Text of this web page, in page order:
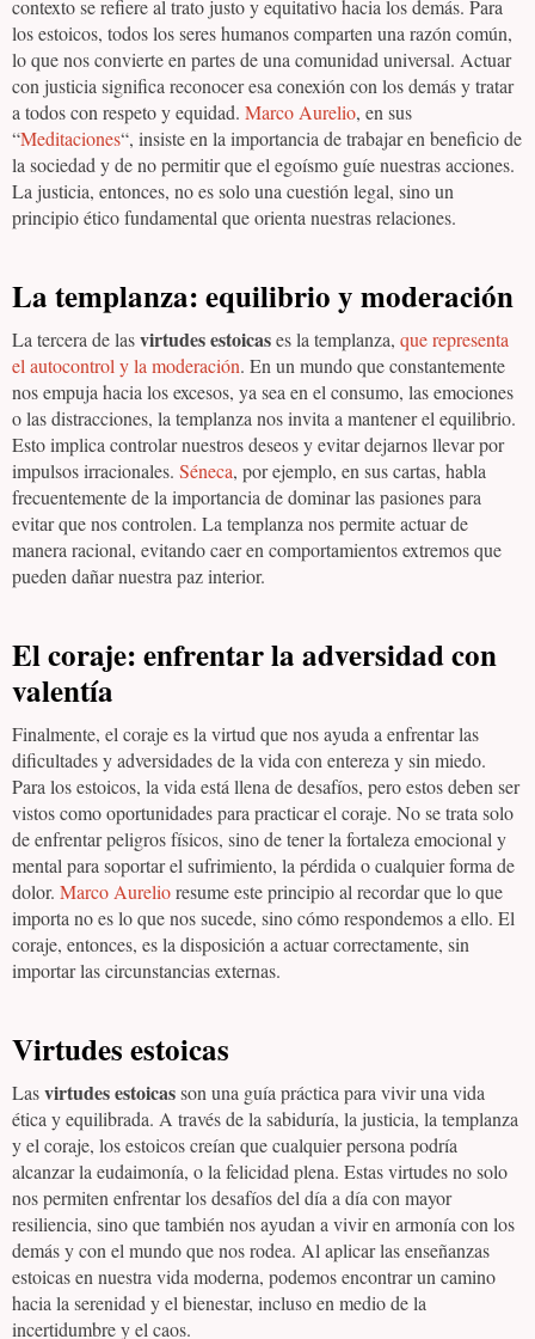
contexto se refiere al trato justo y equitativo hacia los demás. Para
los estoicos, todos los seres humanos comparten una razón común,
lo que nos convierte en partes de una comunidad universal. Actuar
con justicia significa reconocer esa conexión con los demás y tratar
a todos con respeto y equidad. Marco Aurelio, en sus
“Meditaciones“, insiste en la importancia de trabajar en beneficio de
la sociedad y de no permitir que el egoísmo guíe nuestras acciones.
La justicia, entonces, no es solo una cuestión legal, sino un
principio ético fundamental que orienta nuestras relaciones.
La templanza: equilibrio y moderación
La tercera de lasvirtudes estoicases la templanza, que representa
el autocontrol y la moderación. En un mundo que constantemente
nos empuja hacia los excesos, ya sea en el consumo, las emociones
o las distracciones, la templanza nos invita a mantener el equilibrio.
Esto implica controlar nuestros deseos y evitar dejarnos llevar por
impulsos irracionales. Séneca, por ejemplo, en sus cartas, habla
frecuentemente de la importancia de dominar las pasiones para
evitar que nos controlen. La templanza nos permite actuar de
manera racional, evitando caer en comportamientos extremos que
pueden dañar nuestra paz interior.
El coraje: enfrentar la adversidad con
valentía
Finalmente, el coraje es la virtud que nos ayuda a enfrentar las
dificultades y adversidades de la vida con entereza y sin miedo.
Para los estoicos, la vida está llena de desafíos, pero estos deben ser
vistos como oportunidades para practicar el coraje. No se trata solo
de enfrentar peligros físicos, sino de tener la fortaleza emocional y
mental para soportar el sufrimiento, la pérdida o cualquier forma de
dolor. Marco Aurelioresume este principio al recordar que lo que
importa no es lo que nos sucede, sino cómo respondemos a ello. El
coraje, entonces, es la disposición a actuar correctamente, sin
importar las circunstancias externas.
Virtudes estoicas
Lasvirtudes estoicasson una guía práctica para vivir una vida
ética y equilibrada. A través de la sabiduría, la justicia, la templanza
y el coraje, los estoicos creían que cualquier persona podría
alcanzar la eudaimonía, o la felicidad plena. Estas virtudes no solo
nos permiten enfrentar los desafíos del día a día con mayor
resiliencia, sino que también nos ayudan a vivir en armonía con los
demás y con el mundo que nos rodea. Al aplicar las enseñanzas
estoicas en nuestra vida moderna, podemos encontrar un camino
hacia la serenidad y el bienestar, incluso en medio de la
incertidumbre y el caos.